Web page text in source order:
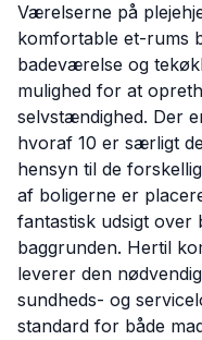
Værelserne på
komfortable et-rums
badeværelse og
mulighed for at
selvstændighed. Der
hvoraf 10 er særligt
hensyn til de
af boligerne er
fantastisk udsigt over
baggrunden. Hertil
leverer den
sundheds- og
standard for både